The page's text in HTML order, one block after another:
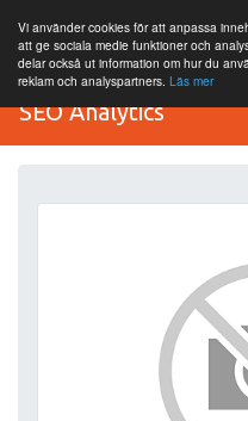
Vi använder cookies för att anpassa
att ge sociala medie funktioner och
delar också ut information om hur du
reklam och analyspartners. Läs mer
SEO Analytics